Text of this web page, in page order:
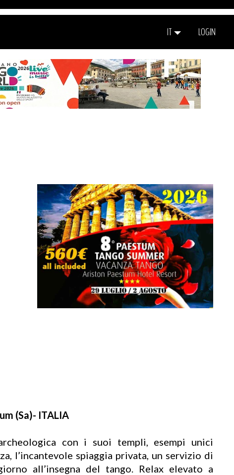
IT LOGIN
(Sa)- ITALIA
con i suoi templi, esempi unici
l’incantevole spiaggia privata, un servizio di
all’insegna del tango. Relax elevato a